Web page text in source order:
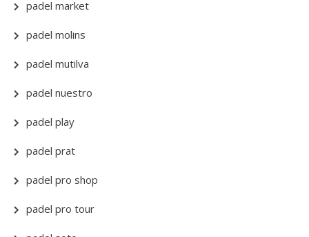
padel market
padel molins
padel mutilva
padel nuestro
padel play
padel prat
padel pro shop
padel pro tour